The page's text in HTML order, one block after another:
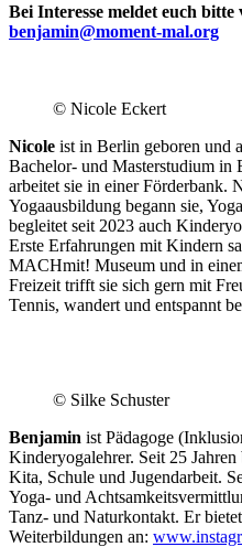
Bei Interesse meldet euch
benjamin@moment-mal.org
© Nicole Eckert
Nicole ist in Berlin geboren und
Bachelor- und Masterstudium
arbeitet sie in einer Förderbank.
Yogaausbildung begann sie,
begleitet seit 2023 auch
Erste Erfahrungen mit Kindern
MACHmit! Museum und in
Freizeit trifft sie sich gern mit
Tennis, wandert und entspannt
© Silke Schuster
Benjamin ist Pädagoge
Kinderyogalehrer. Seit 25
Kita, Schule und Jugendarbeit.
Yoga- und
Tanz- und Naturkontakt. Er
Weiterbildungen an: